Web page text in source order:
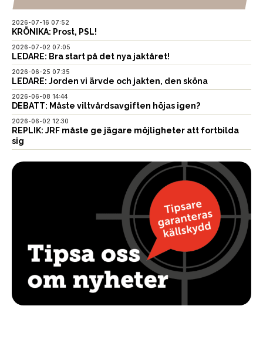
2026-07-16 07:52
KRÖNIKA: Prost, PSL!
2026-07-02 07:05
LEDARE: Bra start på det nya jaktåret!
2026-06-25 07:35
LEDARE: Jorden vi ärvde och jakten, den sköna
2026-06-08 14:44
DEBATT: Måste viltvårdsavgiften höjas igen?
2026-06-02 12:30
REPLIK: JRF måste ge jägare möjligheter att fortbilda
sig